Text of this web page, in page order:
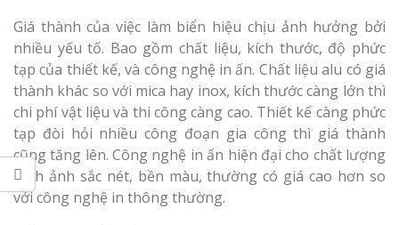
Giá thành của việc làm biển hiệu chịu ảnh hưởng bởi
nhiều yếu tố. Bao gồm chất liệu, kích thước, độ phức
tạp của thiết kế, và công nghệ in ấn. Chất liệu alu có giá
thành khác so với mica hay inox, kích thước càng lớn thì
chi phí vật liệu và thi công càng cao. Thiết kế càng phức
tạp đòi hỏi nhiều công đoạn gia công thì giá thành
cũng tăng lên. Công nghệ in ấn hiện đại cho chất lượng
hình ảnh sắc nét, bền màu, thường có giá cao hơn so
với công nghệ in thông thường.
Làm Hộp
Mỏng Nghệ
Hút